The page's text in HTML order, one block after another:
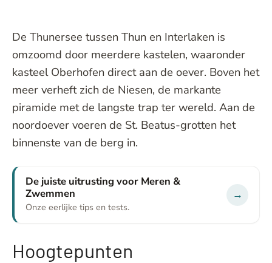
De Thunersee tussen Thun en Interlaken is
omzoomd door meerdere kastelen, waaronder
kasteel Oberhofen direct aan de oever. Boven het
meer verheft zich de Niesen, de markante
piramide met de langste trap ter wereld. Aan de
noordoever voeren de St. Beatus-grotten het
binnenste van de berg in.
De juiste uitrusting voor Meren &
Zwemmen
Onze eerlijke tips en tests.
→
Hoogtepunten